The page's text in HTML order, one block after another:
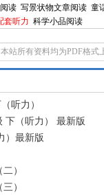
读 写景状物文章阅读 童
套听力 科学小品阅读
站所有资料均为PDF格式
听力）
下（听力） 最新版
）最新版
）
）